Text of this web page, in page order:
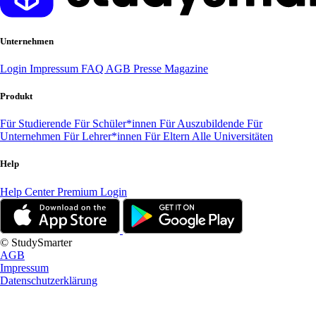
Unternehmen
Login Impressum FAQ AGB Presse Magazine
Produkt
Für Studierende Für Schüler*innen Für Auszubildende Für
Unternehmen Für Lehrer*innen Für Eltern Alle Universitäten
Help
Help CenterPremium Login
© StudySmarter
AGB
Impressum
Datenschutzerklärung